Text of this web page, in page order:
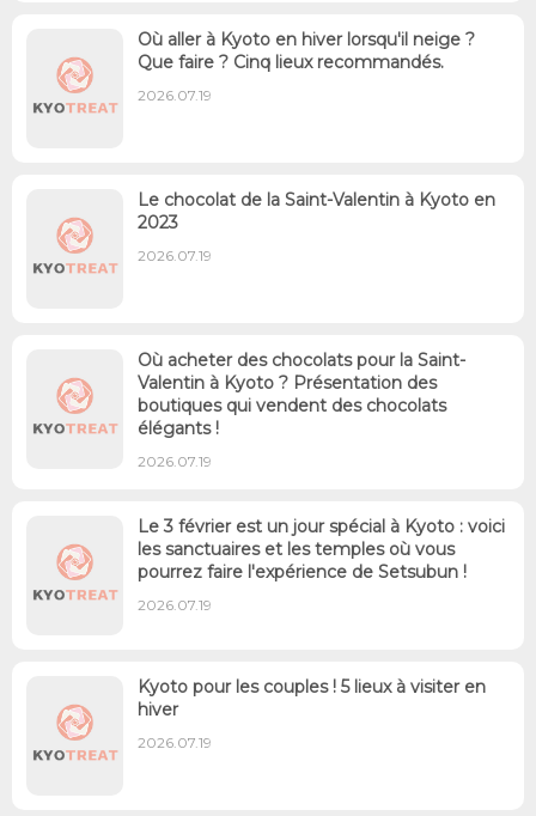
Où aller à Kyoto en hiver lorsqu'il neige ?
Que faire ? Cinq lieux recommandés.
2026.07.19
Le chocolat de la Saint-Valentin à Kyoto en
2023
2026.07.19
Où acheter des chocolats pour la Saint-
Valentin à Kyoto ? Présentation des
boutiques qui vendent des chocolats
élégants !
2026.07.19
Le 3 février est un jour spécial à Kyoto : voici
les sanctuaires et les temples où vous
pourrez faire l'expérience de Setsubun !
2026.07.19
Kyoto pour les couples ! 5 lieux à visiter en
hiver
2026.07.19